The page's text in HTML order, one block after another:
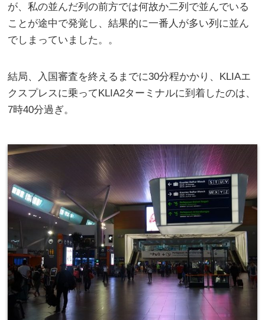
が、私の並んだ列の前方では何故か二列で並んでいる
ことが途中で発覚し、結果的に一番人が多い列に並ん
でしまっていました。。
結局、入国審査を終えるまでに30分程かかり、KLIAエ
クスプレスに乗ってKLIA2ターミナルに到着したのは、
7時40分過ぎ。